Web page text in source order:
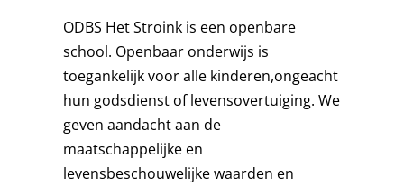
ODBS Het Stroink is een openbare
school. Openbaar onderwijs is
toegankelijk voor alle kinderen,ongeacht
hun godsdienst of levensovertuiging. We
geven aandacht aan de
maatschappelijke en
levensbeschouwelijke waarden en